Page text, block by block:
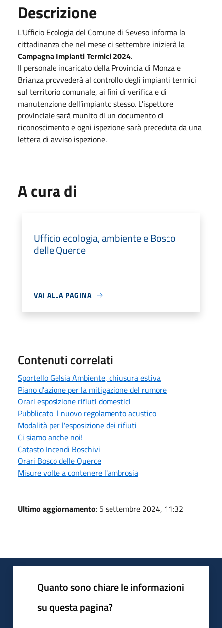
Descrizione
L'Ufficio Ecologia del Comune di Seveso informa la
cittadinanza che nel mese di settembre inizierà la
Campagna Impianti Termici 2024.
Il personale incaricato della Provincia di Monza e
Brianza provvederà al controllo degli impianti termici
sul territorio comunale, ai fini di verifica e di
manutenzione dell’impianto stesso. L'ispettore
provinciale sarà munito di un documento di
riconoscimento e ogni ispezione sarà preceduta da una
lettera di avviso ispezione.
A cura di
Ufficio ecologia, ambiente e Bosco
delle Querce
VAI ALLA PAGINA
Contenuti correlati
Sportello Gelsia Ambiente, chiusura estiva
Piano d'azione per la mitigazione del rumore
Orari esposizione rifiuti domestici
Pubblicato il nuovo regolamento acustico
Modalità per l'esposizione dei rifiuti
Ci siamo anche noi!
Catasto Incendi Boschivi
Orari Bosco delle Querce
Misure volte a contenere l'ambrosia
Ultimo aggiornamento: 5 settembre 2024, 11:32
Quanto sono chiare le informazioni
su questa pagina?